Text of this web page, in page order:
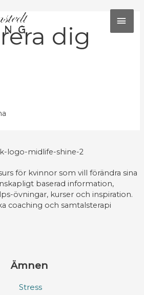
dig
för kvinnor som vill förändra sina
baserad information,
övningar, kurser och inspiration.
coaching och samtalsterapi
Ämnen
Stress